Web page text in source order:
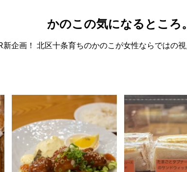
かのこの気になるところ。
新企画！ 北区十条育ちのかのこが女性ならではの